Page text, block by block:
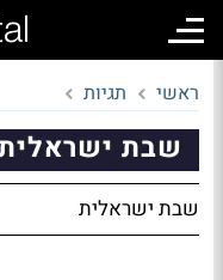
ראשי תגיות
שבת
שבת ישראלית